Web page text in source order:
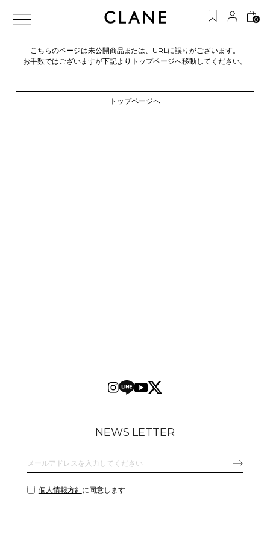
0
こちらのページは未公開商品または、URLに誤りがございます。
お手数ではございますが下記よりトップページへ移動してください。
トップページへ
NEWS LETTER
個人情報方針に同意します